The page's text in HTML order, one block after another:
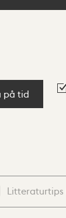
på tid
Litteraturtips